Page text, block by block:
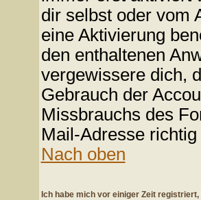
dir selbst oder vom
eine Aktivierung
den enthaltenen
vergewissere dich,
Gebrauch der
Missbrauchs des
Mail-Adresse
Nach oben
Ich habe mich vor einiger Zeit